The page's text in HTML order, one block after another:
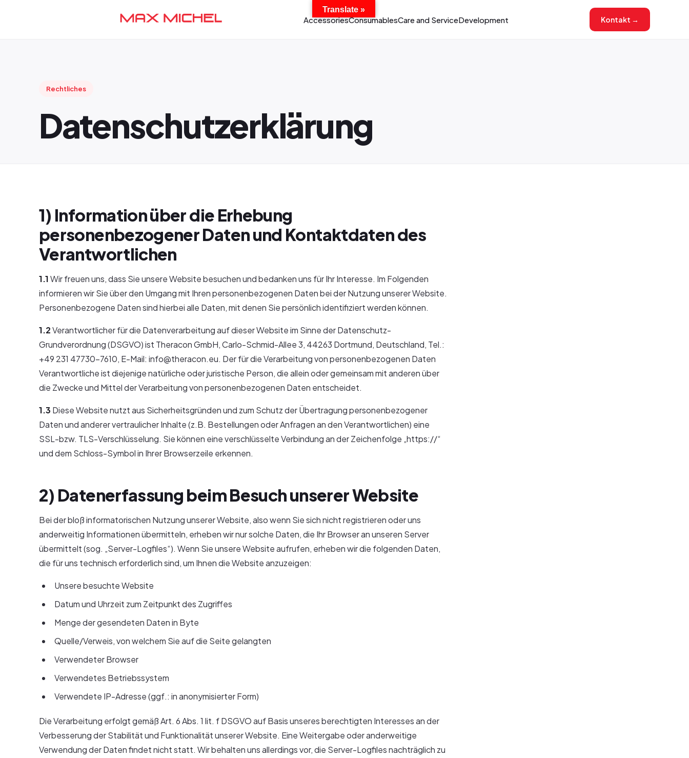
AccessoriesConsumablesCare and ServiceDevelopment Kontakt →
Rechtliches
Datenschutzerklärung
1) Information über die Erhebung
personenbezogener Daten und Kontaktdaten des
Verantwortlichen
1.1Wir freuen uns, dass Sie unsere Website besuchen und bedanken uns für Ihr Interesse. Im Folgenden
informieren wir Sie über den Umgang mit Ihren personenbezogenen Daten bei der Nutzung unserer Website.
Personenbezogene Daten sind hierbei alle Daten, mit denen Sie persönlich identifiziert werden können.
1.2Verantwortlicher für die Datenverarbeitung auf dieser Website im Sinne der Datenschutz-
Grundverordnung (DSGVO) ist Theracon GmbH, Carlo-Schmid-Allee 3, 44263 Dortmund, Deutschland, Tel.:
+49 231 47730-7610, E-Mail: info@theracon.eu. Der für die Verarbeitung von personenbezogenen Daten
Verantwortliche ist diejenige natürliche oder juristische Person, die allein oder gemeinsam mit anderen über
die Zwecke und Mittel der Verarbeitung von personenbezogenen Daten entscheidet.
1.3 Diese Website nutzt aus Sicherheitsgründen und zum Schutz der Übertragung personenbezogener
Daten und anderer vertraulicher Inhalte (z.B. Bestellungen oder Anfragen an den Verantwortlichen) eine
SSL-bzw. TLS-Verschlüsselung. Sie können eine verschlüsselte Verbindung an der Zeichenfolge „https://“
und dem Schloss-Symbol in Ihrer Browserzeile erkennen.
2) Datenerfassung beim Besuch unserer Website
Bei der bloß informatorischen Nutzung unserer Website, also wenn Sie sich nicht registrieren oder uns
anderweitig Informationen übermitteln, erheben wir nur solche Daten, die Ihr Browser an unseren Server
übermittelt (sog. „Server-Logfiles“). Wenn Sie unsere Website aufrufen, erheben wir die folgenden Daten,
die für uns technisch erforderlich sind, um Ihnen die Website anzuzeigen:
Unsere besuchte Website
Datum und Uhrzeit zum Zeitpunkt des Zugriffes
Menge der gesendeten Daten in Byte
Quelle/Verweis, von welchem Sie auf die Seite gelangten
Verwendeter Browser
Verwendetes Betriebssystem
Verwendete IP-Adresse (ggf.: in anonymisierter Form)
Die Verarbeitung erfolgt gemäß Art. 6 Abs. 1 lit. f DSGVO auf Basis unseres berechtigten Interesses an der
Verbesserung der Stabilität und Funktionalität unserer Website. Eine Weitergabe oder anderweitige
Verwendung der Daten findet nicht statt. Wir behalten uns allerdings vor, die Server-Logfiles nachträglich zu
Translate »